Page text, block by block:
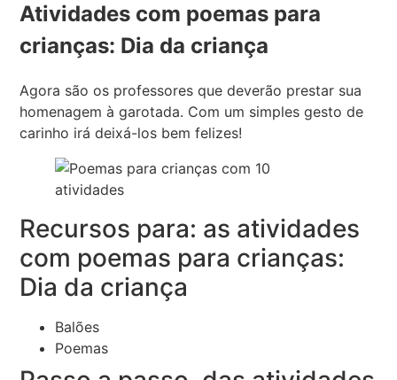
Atividades com poemas para
crianças: Dia da criança
Agora são os professores que deverão prestar sua
homenagem à garotada. Com um simples gesto de
carinho irá deixá-los bem felizes!
Recursos para: as atividades
com poemas para crianças:
Dia da criança
Balões
Poemas